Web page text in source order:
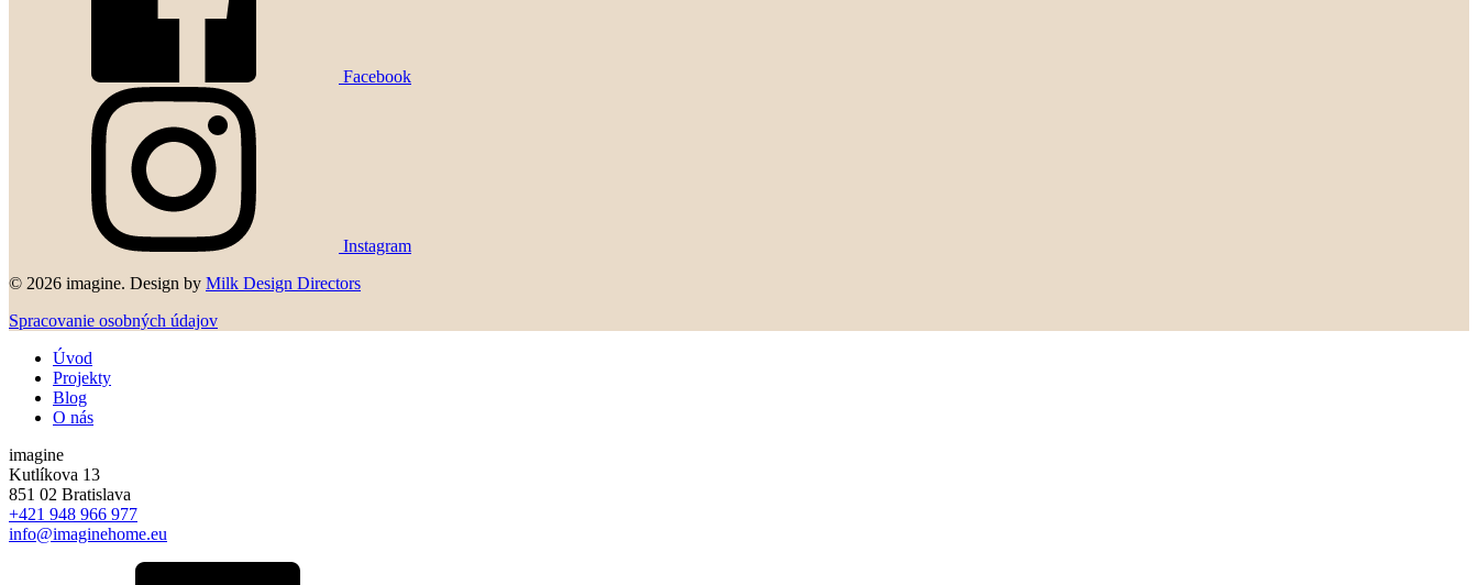
Facebook
Instagram
© 2026 imagine. Design by Milk Design Directors
Spracovanie osobných údajov
Úvod
Projekty
Blog
O nás
imagine
Kutlíkova 13
851 02 Bratislava
+421 948 966 977
info@imaginehome.eu